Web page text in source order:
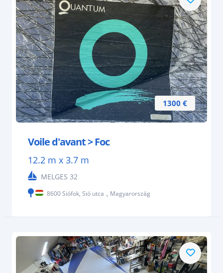
1300 €
Voile d'avant > Foc
12.2 m x 3.7 m
MELGES 32
8600 Siófok, Sió utca ., Magyarország